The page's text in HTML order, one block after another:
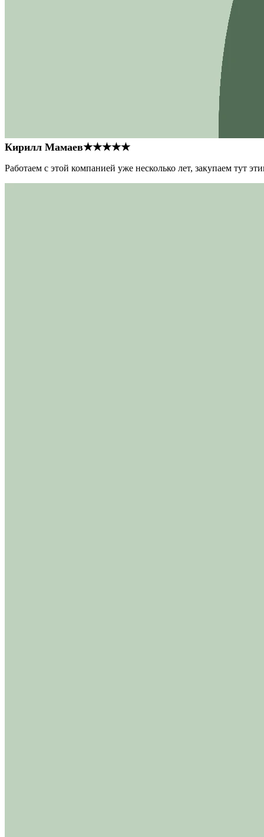
Кирилл Мамаев★★★★★
Работаем с этой компанией уже несколько лет, закупаем тут